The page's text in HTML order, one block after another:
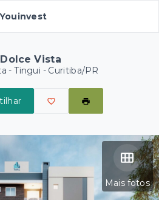
Youinvest
Vista
-Tingui - Curitiba/PR
Mais fotos